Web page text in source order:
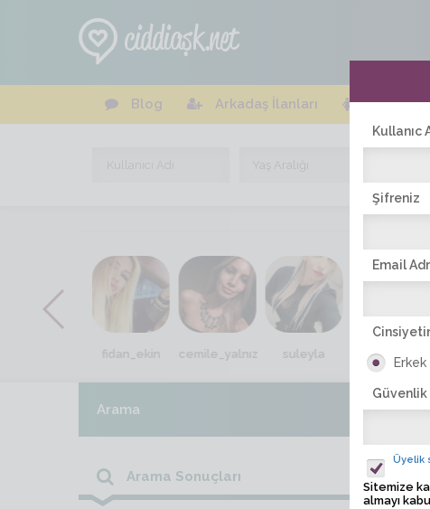
Blog Arkadaş İlanları Online
fidan_ekin cemile_yalnız suleyla rehyan_89
Arama
Arama Sonuçları
Kullanıc
Şifreniz
Email
Erkek
Güvenlik
Üyelik
Sitemize
almayı